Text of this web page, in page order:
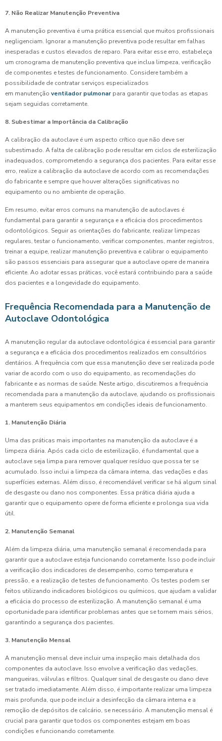
7. Não Realizar Manutenção Preventiva
A manutenção preventiva é uma prática essencial que muitos profissionais
negligenciam. Ignorar a manutenção preventiva pode resultar em falhas
inesperadas e custos elevados de reparo. Para evitar esse erro, estabeleça
um cronograma de manutenção preventiva que inclua limpeza, verificação
de componentes e testes de funcionamento. Considere também a
possibilidade de contratar serviços especializados
em manutenção ventilador pulmonar para garantir que todas as etapas
sejam seguidas corretamente.
8. Subestimar a Importância da Calibração
A calibração da autoclave é um aspecto crítico que não deve ser
subestimado. A falta de calibração pode resultar em ciclos de esterilização
inadequados, comprometendo a segurança dos pacientes. Para evitar esse
erro, realize a calibração da autoclave de acordo com as recomendações
do fabricante e sempre que houver alterações significativas no
equipamento ou no ambiente de operação.
Em resumo, evitar erros comuns na manutenção de autoclaves é
fundamental para garantir a segurança e a eficácia dos procedimentos
odontológicos. Seguir as orientações do fabricante, realizar limpezas
regulares, testar o funcionamento, verificar componentes, manter registros,
treinar a equipe, realizar manutenção preventiva e calibrar o equipamento
são passos essenciais para assegurar que a autoclave opere de maneira
eficiente. Ao adotar essas práticas, você estará contribuindo para a saúde
dos pacientes e a longevidade do equipamento.
Frequência Recomendada para a Manutenção de
Autoclave Odontológica
A manutenção regular da autoclave odontológica é essencial para garantir
a segurança e a eficácia dos procedimentos realizados em consultórios
dentários. A frequência com que essa manutenção deve ser realizada pode
variar de acordo com o uso do equipamento, as recomendações do
fabricante e as normas de saúde. Neste artigo, discutiremos a frequência
recomendada para a manutenção da autoclave, ajudando os profissionais
a manterem seus equipamentos em condições ideais de funcionamento.
1. Manutenção Diária
Uma das práticas mais importantes na manutenção da autoclave é a
limpeza diária. Após cada ciclo de esterilização, é fundamental que a
autoclave seja limpa para remover qualquer resíduo que possa ter se
acumulado. Isso inclui a limpeza da câmara interna, das vedações e das
superfícies externas. Além disso, é recomendável verificar se há algum sinal
de desgaste ou dano nos componentes. Essa prática diária ajuda a
garantir que o equipamento opere de forma eficiente e prolonga sua vida
útil.
2. Manutenção Semanal
Além da limpeza diária, uma manutenção semanal é recomendada para
garantir que a autoclave esteja funcionando corretamente. Isso pode incluir
a verificação dos indicadores de desempenho, como temperatura e
pressão, e a realização de testes de funcionamento. Os testes podem ser
feitos utilizando indicadores biológicos ou químicos, que ajudam a validar
a eficácia do processo de esterilização. A manutenção semanal é uma
oportunidade para identificar problemas antes que se tornem mais sérios,
garantindo a segurança dos pacientes.
3. Manutenção Mensal
A manutenção mensal deve incluir uma inspeção mais detalhada dos
componentes da autoclave. Isso envolve a verificação das vedações,
mangueiras, válvulas e filtros. Qualquer sinal de desgaste ou dano deve
ser tratado imediatamente. Além disso, é importante realizar uma limpeza
mais profunda, que pode incluir a desinfecção da câmara interna e a
remoção de depósitos de calcário, se necessário. A manutenção mensal é
crucial para garantir que todos os componentes estejam em boas
condições e funcionando corretamente.